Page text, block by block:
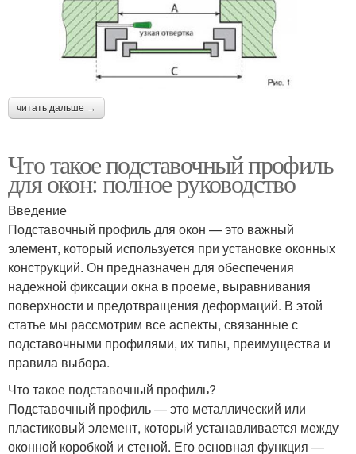
читать дальше →
Что такое подставочный профиль
для окон: полное руководство
Введение
Подставочный профиль для окон — это важный
элемент, который используется при установке оконных
конструкций. Он предназначен для обеспечения
надежной фиксации окна в проеме, выравнивания
поверхности и предотвращения деформаций. В этой
статье мы рассмотрим все аспекты, связанные с
подставочными профилями, их типы, преимущества и
правила выбора.
Что такое подставочный профиль?
Подставочный профиль — это металлический или
пластиковый элемент, который устанавливается между
оконной коробкой и стеной. Его основная функция —